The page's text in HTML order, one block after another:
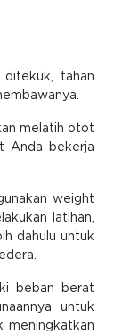
tahan
melatih otot
Anda bekerja
weight
latihan,
dahulu untuk
beban berat
untuk
meningkatkan